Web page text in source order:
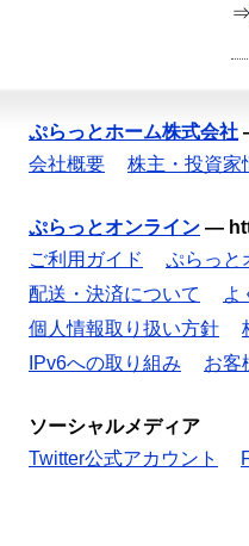
⇒
ぷらっとホーム株式会社
会社概要
株主・投資家
ぷらっとオンライン —
ご利用ガイド
ぷらっと
配送・決済について
よ
個人情報取り扱い方針
IPv6への取り組み
お客
ソーシャルメディア
Twitter公式アカウント